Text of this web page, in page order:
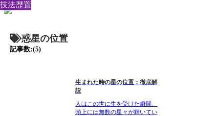
惑星の位置
記事数:(5)
星の位置
生まれた時の星の位置：徹底解
説
人はこの世に生を受けた瞬間、
頭上には無数の星々が輝いてい
星の位置
天文歴
天文歴
技法